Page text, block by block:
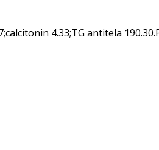
4.33;TG antitela